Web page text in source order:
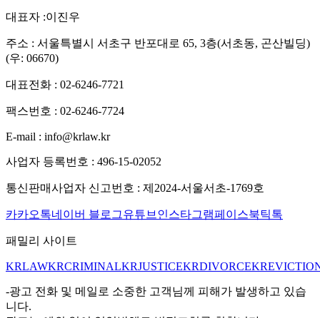
대표자 :이진우
주소 : 서울특별시 서초구 반포대로 65, 3층(서초동, 곤산빌딩)
(우: 06670)
대표전화 : 02-6246-7721
팩스번호 : 02-6246-7724
E-mail : info@krlaw.kr
사업자 등록번호 : 496-15-02052
통신판매사업자 신고번호 : 제2024-서울서초-1769호
카카오톡네이버 블로그유튜브 인스타그램페이스북틱톡
패밀리 사이트
KRLAWKRCRIMINALKRJUSTICEKRDIVORCE
-광고 전화 및 메일로 소중한 고객님께 피해가 발생하고 있습
니다.